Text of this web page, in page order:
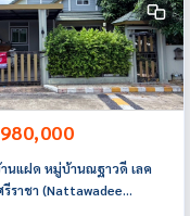
นแฝด หมู่บ้านณฐาวดี เลค
รีราชา (Nattawadee